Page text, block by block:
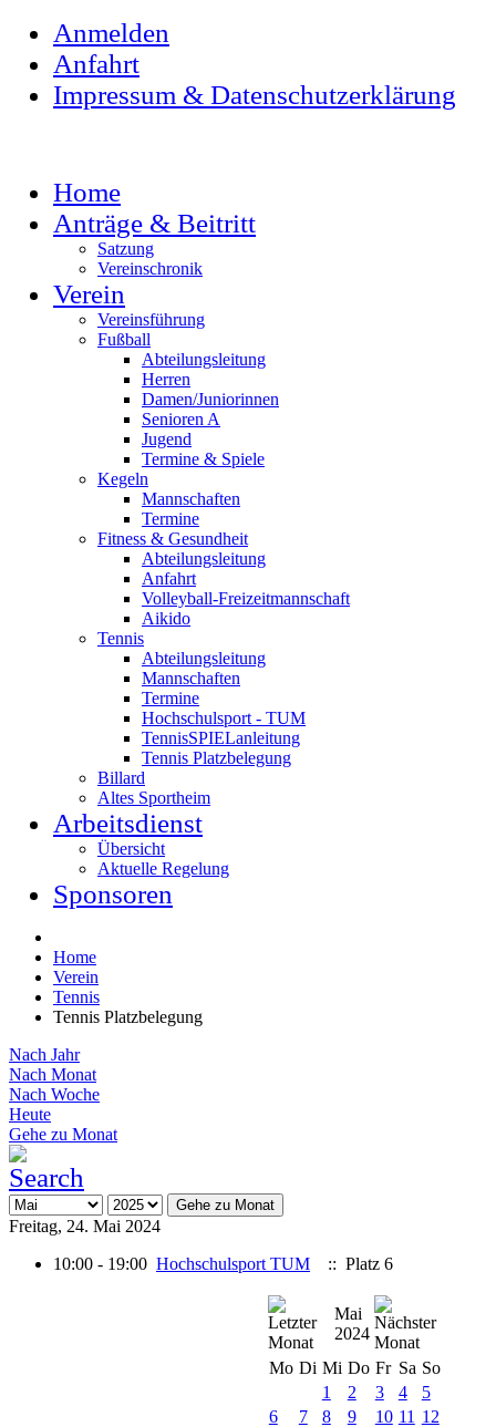
Anmelden
Anfahrt
Impressum & Datenschutzerklärung
Home
Anträge & Beitritt
Satzung
Vereinschronik
Verein
Vereinsführung
Fußball
Abteilungsleitung
Herren
Damen/Juniorinnen
Senioren A
Jugend
Termine & Spiele
Kegeln
Mannschaften
Termine
Fitness & Gesundheit
Abteilungsleitung
Anfahrt
Volleyball-Freizeitmannschaft
Aikido
Tennis
Abteilungsleitung
Mannschaften
Termine
Hochschulsport - TUM
TennisSPIELanleitung
Tennis Platzbelegung
Billard
Altes Sportheim
Arbeitsdienst
Übersicht
Aktuelle Regelung
Sponsoren
Home
Verein
Tennis
Tennis Platzbelegung
Nach Jahr
Nach Monat
Nach Woche
Heute
Gehe zu Monat
Gehe zu Monat
Freitag, 24. Mai 2024
10:00 - 19:00 Hochschulsport TUM :: Platz 6
Mai
2024
Mo Di Mi Do Fr Sa So
1
2 3 4
5
6
7 8 9 10 11 12